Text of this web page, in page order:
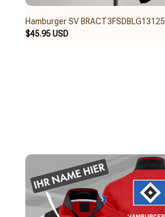
Hamburger SV BRACT3FSDBLG13125
$45.95 USD